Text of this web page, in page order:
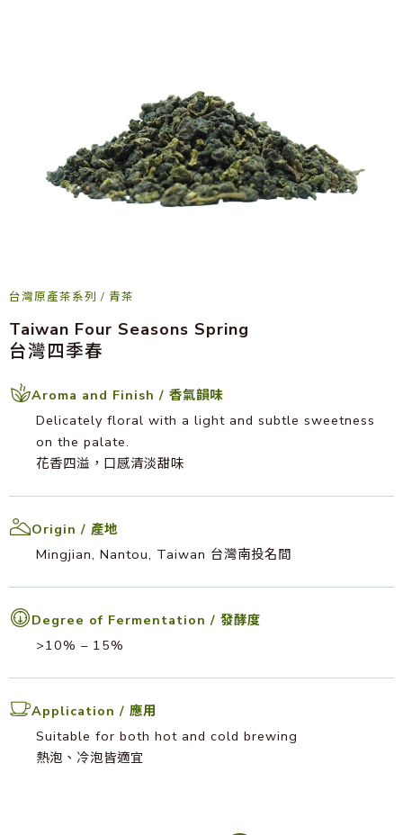
台灣原產茶系列 / 青茶
Taiwan Four Seasons Spring
台灣四季春
Aroma and Finish / 香氣韻味
Delicately floral with a light and subtle sweetness
on the palate.
花香四溢，口感清淡甜味
Origin / 產地
Mingjian, Nantou, Taiwan 台灣南投名間
Degree of Fermentation / 發酵度
>10% – 15%
Application / 應用
Suitable for both hot and cold brewing
熱泡、冷泡皆適宜